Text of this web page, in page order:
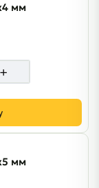
мм
+
мм